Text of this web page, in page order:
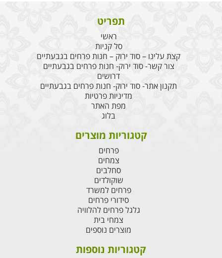
תפריט
ראשי
סל קניות
קצת עלינו – סוד ירוק – חנות פרחים בגבעתיים
צור קשר- סוד ירוק- חנות פרחים בגבעתיים
דרושים
תקנון אתר- סוד ירוק- חנות פרחים בגבעתיים
מדיניות פרטיות
מפת האתר
בלוג
קטגוריות מוצרים
פרחים
צמחים
סחלבים
שוקולדים
פרחים למשרד
סידורי פרחים
גלגל פרחים להלוויה
צמחי בית
מוצרים נוספים
קטגוריות נוספות